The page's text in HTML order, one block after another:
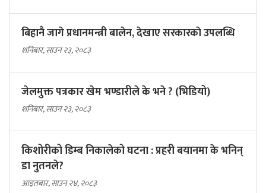
बिहानै जागे प्रधानमन्त्री बालेन, देखाए सरकारकाे उपलब्धि
शनिबार, साउन २३, २०८३
जेलमुक्त पत्रकार खेम भण्डारीले के भने ? (भिडियो)
शनिबार, साउन २३, २०८३
किशोरीको डिम्ब निकालेको घटना : प्रहरी बयानमा के भनिन्
डा नुतनले?
आइतबार, साउन २४, २०८३